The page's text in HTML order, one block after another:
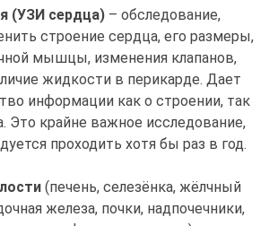
(УЗИ сердца) – обследование,
строение сердца, его размеры,
мышцы, изменения клапанов,
жидкости в перикарде. Дает
информации как о строении, так
Это крайне важное исследование,
проходить хотя бы раз в год.
(печень, селезёнка, жёлчный
железа, почки, надпочечники,